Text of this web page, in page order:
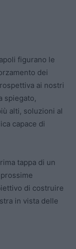
figurano le
dei
ai nostri
spiegato,
alti, soluzioni al
capace di
tappa di un
di costruire
in vista delle